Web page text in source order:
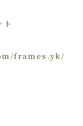
ト
frames.yk/